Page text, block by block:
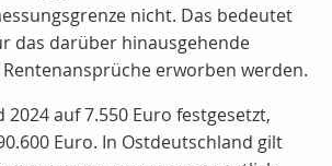
nicht. Das bedeutet
das darüber hinausgehende
erworben werden.
2024 auf 7.550 Euro festgesetzt,
Euro. In Ostdeutschland gilt